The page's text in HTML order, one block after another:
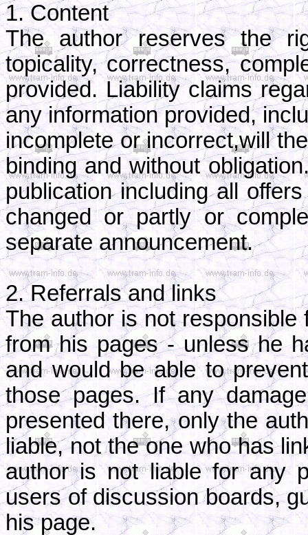
1. Content
The author reserves the
topicality, correctness,
provided. Liability claims
any information provided,
incomplete or incorrect,will
binding and without
publication including all
changed or partly or
separate announcement.
2. Referrals and links
The author is not
from his pages - unless he
and would be able to
those pages. If any
presented there, only the
liable, not the one who has
author is not liable for any
users of discussion boards,
his page.